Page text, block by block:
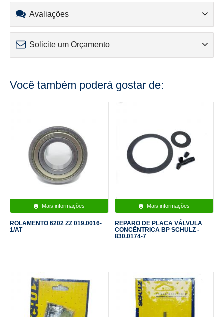
Avaliações
Solicite um Orçamento
Você também poderá gostar de:
Mais informações
ROLAMENTO 6202 ZZ 019.0016-
1/AT
Mais informações
REPARO DE PLACA VÁLVULA
CONCÊNTRICA BP SCHULZ -
830.0174-7